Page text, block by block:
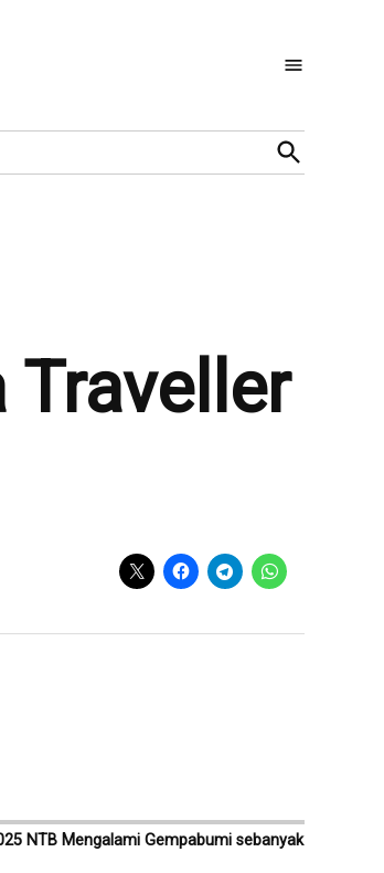
Open
Search
Traveller
NTB Mengalami Gempabumi sebanyak